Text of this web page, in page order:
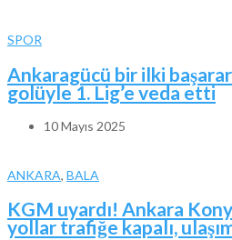
SPOR
Ankaragücü bir ilki
golüyle 1. Lig’e veda etti
10 Mayıs 2025
ANKARA, BALA
KGM uyardı! Ankara
yollar trafiğe kapalı,